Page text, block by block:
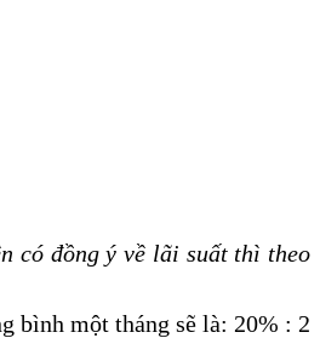
có đồng ý về lãi suất thì theo
bình một tháng sẽ là: 20% : 2